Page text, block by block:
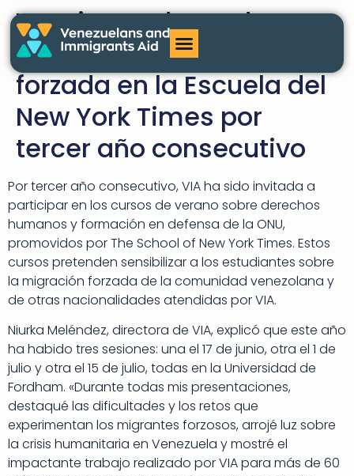
VIA sigue educando
sobre la migración
forzada en la Escuela del
New York Times por
tercer año consecutivo
Por tercer año consecutivo, VIA ha sido invitada a
participar en los cursos de verano sobre derechos
humanos y formación en defensa de la ONU,
promovidos por The School of New York Times. Estos
cursos pretenden sensibilizar a los estudiantes sobre
la migración forzada de la comunidad venezolana y
de otras nacionalidades atendidas por VIA.
Niurka Meléndez, directora de VIA, explicó que este año
ha habido tres sesiones: una el 17 de junio, otra el 1 de
julio y otra el 15 de julio, todas en la Universidad de
Fordham. «Durante todas mis presentaciones,
destaqué las dificultades y los retos que
experimentan los migrantes forzosos, arrojé luz sobre
la crisis humanitaria en Venezuela y mostré el
impactante trabajo realizado por VIA para más de 60